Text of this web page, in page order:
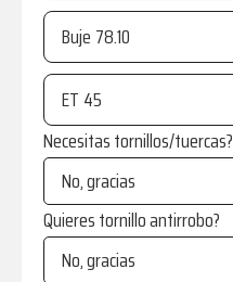
Buje
ET
Necesitas tornillos/tuercas?
Quieres tornillo antirrobo?